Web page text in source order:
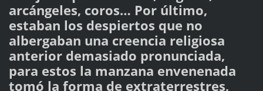
arcángeles, coros… Por último,
estaban los despiertos que no
albergaban una creencia religiosa
anterior demasiado pronunciada,
para estos la manzana envenenada
tomó la forma de extraterrestres,